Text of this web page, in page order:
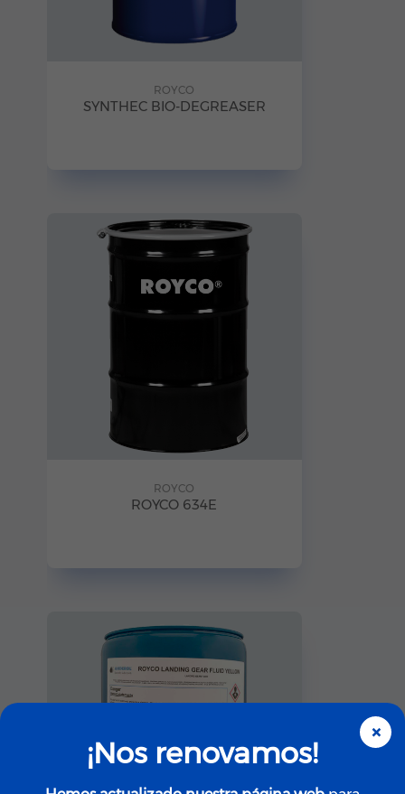
ROYCO
SYNTHEC BIO-DEGREASER
ROYCO
ROYCO 634E
×
¡Nos renovamos!